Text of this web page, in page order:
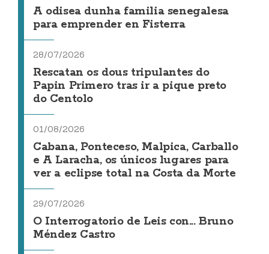
A odisea dunha familia senegalesa
para emprender en Fisterra
28/07/2026
Rescatan os dous tripulantes do
Papin Primero tras ir a pique preto
do Centolo
01/08/2026
Cabana, Ponteceso, Malpica, Carballo
e A Laracha, os únicos lugares para
ver a eclipse total na Costa da Morte
29/07/2026
O Interrogatorio de Leis con... Bruno
Méndez Castro